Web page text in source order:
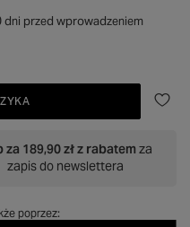
przed wprowadzeniem
za 189,90 złz rabatem za
zapis do newslettera
poprzez: